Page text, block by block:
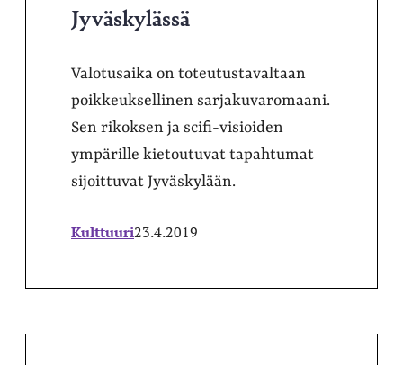
Jyväskylässä
Valotusaika on toteutustavaltaan
poikkeuksellinen sarjakuvaromaani.
Sen rikoksen ja scifi-visioiden
ympärille kietoutuvat tapahtumat
sijoittuvat Jyväskylään.
Kulttuuri23.4.2019